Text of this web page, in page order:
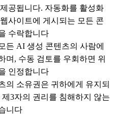
공됩니다. 자동화를 활성화
사이트에 게시되는 모든 콘
수락합니다
든 AI 생성 콘텐츠의 사람에
며, 수동 검토를 우회하면 위
인정합니다
의 소유권은 귀하에게 유지되
3자의 권리를 침해하지 않는
니다